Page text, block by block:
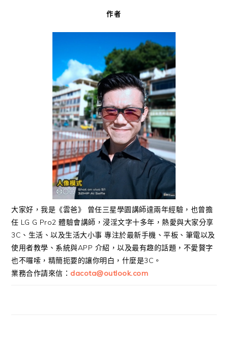
作者
大家好，我是《雲爸》 曾任三星學園講師達兩年經驗，也曾擔
任 LG G Pro2 體驗會講師，浸淫文字十多年，熱愛與大家分享
3C、生活、以及生活大小事 專注於最新手機、平板、筆電以及
使用者教學、系統與APP 介紹，以及最有趣的話題，不愛贅字
也不囉嗦，精簡扼要的讓你明白，什麼是3C。
業務合作請來信： dacota@outlook.com